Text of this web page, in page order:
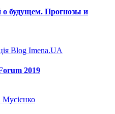
будущем. Прогнозы и
Blog Imena.UA
2019